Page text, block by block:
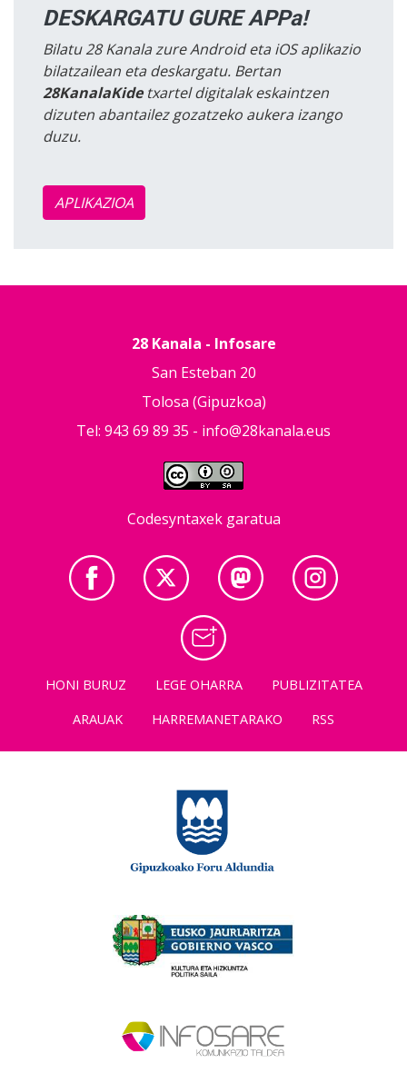
DESKARGATU GURE APPa!
Bilatu 28 Kanala zure Android eta iOS aplikazio
bilatzailean eta deskargatu. Bertan
28KanalaKidetxartel digitalak eskaintzen
dizuten abantailez gozatzeko aukera izango
duzu.
APLIKAZIOA
28 Kanala - Infosare
San Esteban 20
Tolosa (Gipuzkoa)
Tel: 943 69 89 35 - info@28kanala.eus
Codesyntaxek garatua
HONI BURUZ LEGE OHARRA
PUBLIZITATEA
ARAUAK
HARREMANETARAKO RSS